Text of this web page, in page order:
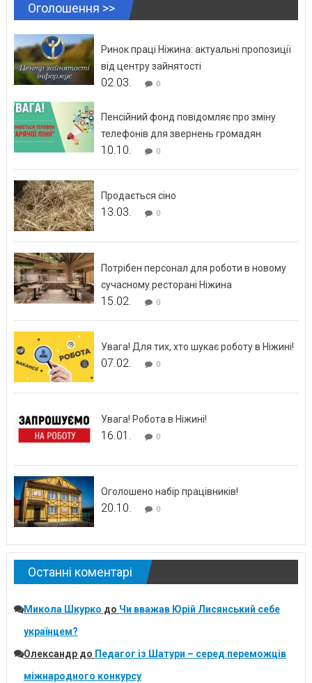
Оголошення >>
Ринок праці Ніжина: актуальні пропозиції
від центру зайнятості
02.03. 0
Пенсійний фонд повідомляє про зміну
телефонів для звернень громадян
10.10. 0
Продається сіно
13.03. 0
Потрібен персонал для роботи в новому
сучасному ресторані Ніжина
15.02. 0
Увага! Для тих, хто шукає роботу в Ніжині!
07.02. 0
Увага! Робота в Ніжині!
16.01. 0
Оголошено набір працівників!
20.10. 0
Останні коментарі
Микола Шкурко до Чи вважав Юрій Лисянський себе
українцем?
Олександрдо Педагог із Шатури – серед переможців
міжнародного конкурсу